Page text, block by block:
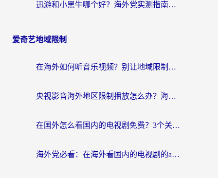
迅游和小黑牛哪个好？海外党实测指南，选对中国地址加速器才能无缝刷国内资源
爱奇艺地域限制
在海外如何听音乐视频？别让地域限制挡住你的华语旋律
央视影音海外地区限制播放怎么办？海外华人必看的追剧自由指南
在国外怎么看国内的电视剧免费？3个关键步骤+1款靠谱加速器帮你搞定
海外党必看：在海外看国内的电视剧的app选对了吗？3步解决地域限制烦恼